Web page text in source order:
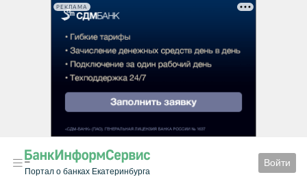
РЕКЛАМА
Портал о банках Екатеринбурга
Войти